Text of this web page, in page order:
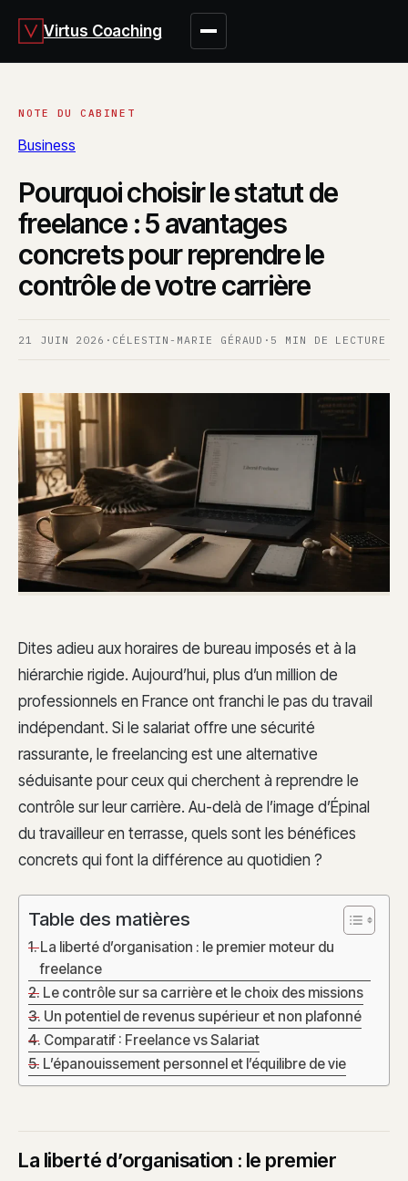
Virtus Coaching
Business
Pourquoi choisir le statut de
freelance : 5 avantages
concrets pour reprendre le
contrôle de votre carrière
21 JUIN 2026 · CÉLESTIN-MARIE GÉRAUD · 5 MIN DE LECTURE
Dites adieu aux horaires de bureau imposés et à la
hiérarchie rigide. Aujourd’hui, plus d’un million de
professionnels en France ont franchi le pas du travail
indépendant. Si le salariat offre une sécurité
rassurante, le freelancing est une alternative
séduisante pour ceux qui cherchent à reprendre le
contrôle sur leur carrière. Au-delà de l’image d’Épinal
du travailleur en terrasse, quels sont les bénéfices
concrets qui font la différence au quotidien ?
Table des matières
La liberté d’organisation : le premier moteur du
freelance
Le contrôle sur sa carrière et le choix des missions
Un potentiel de revenus supérieur et non plafonné
Comparatif : Freelance vs Salariat
L’épanouissement personnel et l’équilibre de vie
La liberté d’organisation : le premier